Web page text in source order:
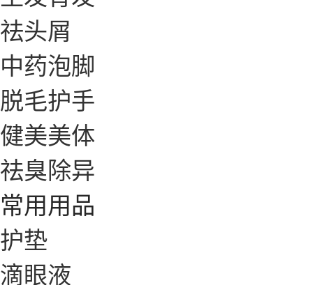
祛头屑
中药泡脚
脱毛护手
健美美体
祛臭除异
常用用品
护垫
滴眼液